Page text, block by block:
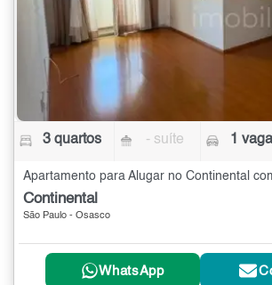
3 quartos - suíte 1 vaga
Apartamento para Alugar no Continental
Continental
São Paulo - Osasco
WhatsApp